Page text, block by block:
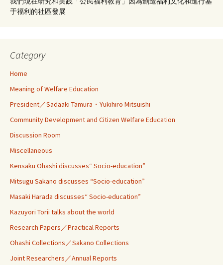
于福利的社區發展
Category
Home
Meaning of Welfare Education
President／Sadaaki Tamura・Yukihiro Mitsuishi
Community Development and Citizen Welfare Education
Discussion Room
Miscellaneous
Kensaku Ohashi discusses“ Socio-education”
Mitsugu Sakano discusses “Socio-education”
Masaki Harada discusses“ Socio-education”
Kazuyori Torii talks about the world
Research Papers／Practical Reports
Ohashi Collections／Sakano Collections
Joint Researchers／Annual Reports